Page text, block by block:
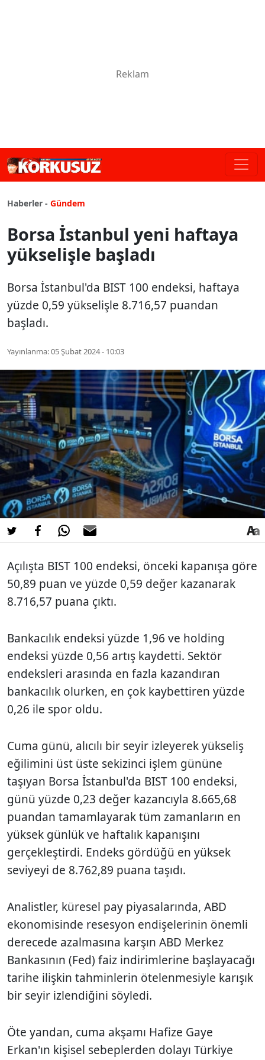
Haberler - Gündem
Borsa İstanbul yeni haftaya
yükselişle başladı
Borsa İstanbul'da BIST 100 endeksi, haftaya
yüzde 0,59 yükselişle 8.716,57 puandan
başladı.
Yayınlanma:05 Şubat 2024 - 10:03
Açılışta BIST 100 endeksi, önceki kapanışa göre
50,89 puan ve yüzde 0,59 değer kazanarak
8.716,57 puana çıktı.
Bankacılık endeksi yüzde 1,96 ve holding
endeksi yüzde 0,56 artış kaydetti. Sektör
endeksleri arasında en fazla kazandıran
bankacılık olurken, en çok kaybettiren yüzde
0,26 ile spor oldu.
Cuma günü, alıcılı bir seyir izleyerek yükseliş
eğilimini üst üste sekizinci işlem gününe
taşıyan Borsa İstanbul'da BIST 100 endeksi,
günü yüzde 0,23 değer kazancıyla 8.665,68
puandan tamamlayarak tüm zamanların en
yüksek günlük ve haftalık kapanışını
gerçekleştirdi. Endeks gördüğü en yüksek
seviyeyi de 8.762,89 puana taşıdı.
Analistler, küresel pay piyasalarında, ABD
ekonomisinde resesyon endişelerinin önemli
derecede azalmasına karşın ABD Merkez
Bankasının (Fed) faiz indirimlerine başlayacağı
tarihe ilişkin tahminlerin ötelenmesiyle karışık
bir seyir izlendiğini söyledi.
Öte yandan, cuma akşamı Hafize Gaye
Erkan'ın kişisel sebeplerden dolayı Türkiye